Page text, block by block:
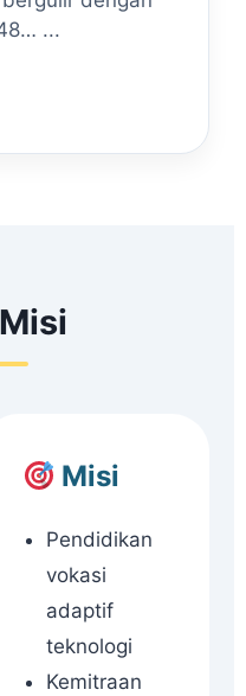
...
Misi
Pendidikan
vokasi
adaptif
teknologi
Kemitraan